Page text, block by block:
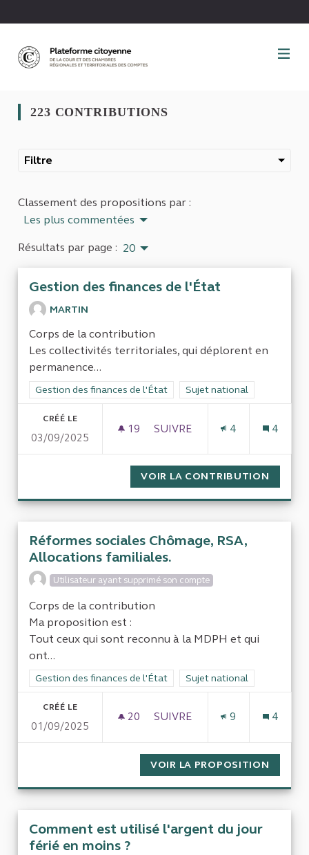
223 CONTRIBUTIONS
Filtre
Classement des propositions par :
Les plus commentées
Résultats par page : 20
Gestion des finances de l'État
MARTIN
Corps de la contribution
Les collectivités territoriales, qui déplorent en
permanence...
Filtrer les résultats de la catégorie : Gestion des finances de
Gestion des finances de l'État Filtrer les résultats pour le
Sujet national
CRÉÉ LE
03/09/2025
19 19 ABONNÉS
SUIVRE
4 4
VOIR LA CONTRIBUTION
Réformes sociales Chômage, RSA,
Allocations familiales.
Utilisateur ayant supprimé son compte
Corps de la contribution
Ma proposition est :
Tout ceux qui sont reconnu à la MDPH et qui
ont...
Filtrer les résultats de la catégorie : Gestion des finances de
Gestion des finances de l'État Filtrer les résultats pour le
Sujet national
CRÉÉ LE
01/09/2025
20 20 ABONNÉS
SUIVRE
9 4
VOIR LA PROPOSITION
Comment est utilisé l'argent du jour
férié en moins ?